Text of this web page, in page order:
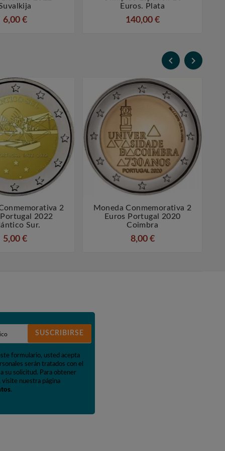
6,00 €
Euros. Plata
140,00 €
 
 
2
Portugal 2022
Sur.
5,00 €
 
Moneda Conmemorativa 2
Euros Portugal 2020
Coimbra
8,00 €
SUSCRIBIRSE
formulario, usted acepta
serán tratados con el
su solicitud. Para obtener
visite nuestra página
.